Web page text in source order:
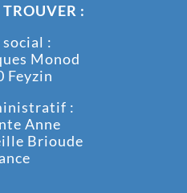
:
social :
Monod
Feyzin
:
Anne
Brioude